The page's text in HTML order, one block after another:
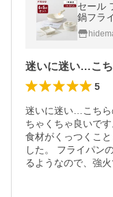
セール
鍋フライパン
手着脱
キッチ
5
迷いに迷い…こちら
ちゃくちゃ良いで
食材がくっつくこ
した。 フライパン
るようなので、強